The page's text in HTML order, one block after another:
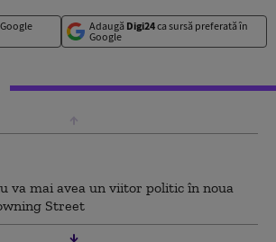
Adaugă Digi24ca sursă preferată în
Google
va mai avea un viitor politic în noua
Street